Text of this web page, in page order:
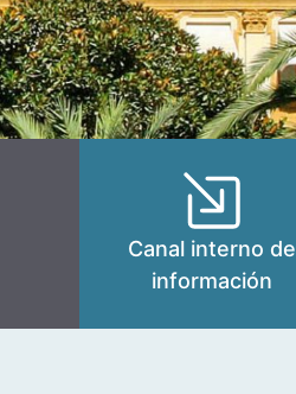
Canal interno de
información